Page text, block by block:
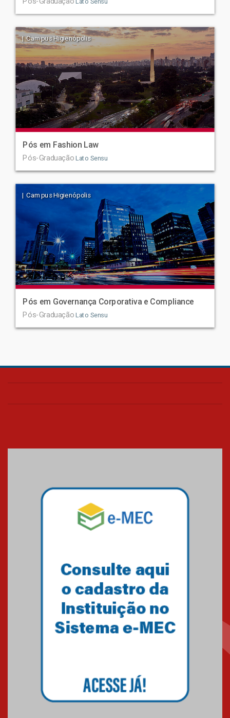
Lato Sensu
| Campus Higienópolis
Pós em Fashion Law
Pós-Graduação Lato Sensu
| Campus Higienópolis
Pós em Governança Corporativa e Compliance
Pós-Graduação Lato Sensu